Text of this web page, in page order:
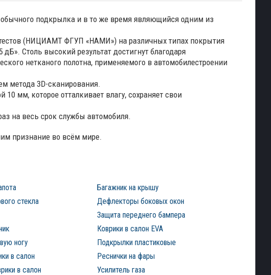
подкрылка и в то же время являющийся одним из
(НИЦИАМТ ФГУП «НАМИ») на различных типах покрытия
Столь высокий результат достигнут благодаря
нетканого полотна, применяемого в автомобилестроении
метода 3D-сканирования.
мм, которое отталкивает влагу, сохраняет свои
на весь срок службы автомобиля.
признание во всём мире.
Багажник на крышу
стекла
Дефлекторы боковых окон
Защита переднего бампера
Коврики в салон EVA
ногу
Подкрылки пластиковые
в салон
Реснички на фары
в салон Усилитель газа